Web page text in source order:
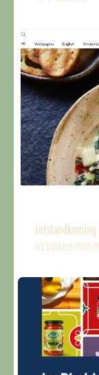
totstandkoming